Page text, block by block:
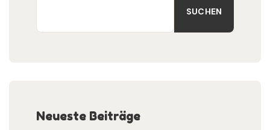
SUCHEN
Neueste Beiträge